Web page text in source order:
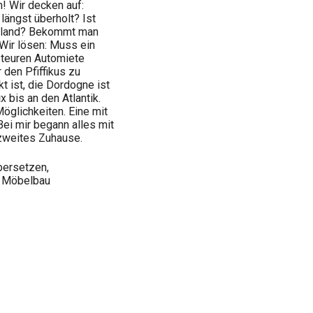
Wir decken auf:
überholt? Ist
Bekommt man
lösen: Muss ein
Automiete
den Pfiffikus zu
ist, die Dordogne ist
bis an den Atlantik.
Eine mit
mir begann alles mit
Zuhause.